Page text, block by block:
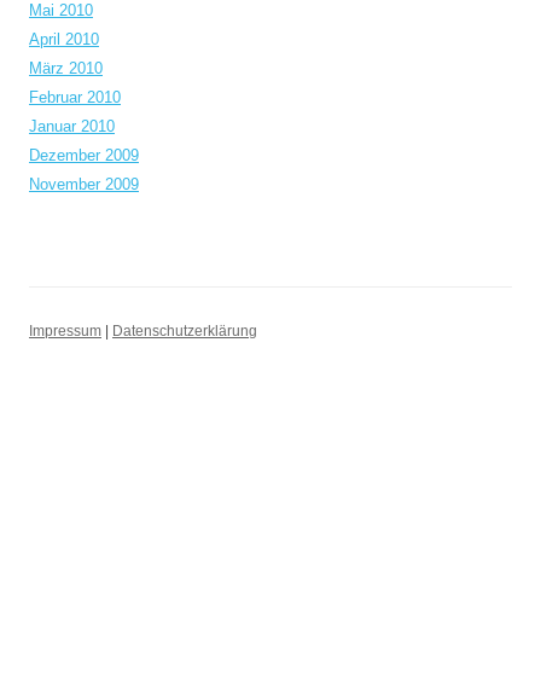
Mai 2010
April 2010
März 2010
Februar 2010
Januar 2010
Dezember 2009
November 2009
Impressum Datenschutzerklärung